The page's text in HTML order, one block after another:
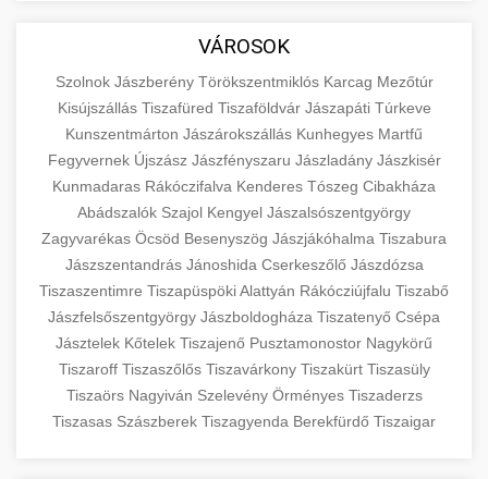
VÁROSOK
Szolnok Jászberény Törökszentmiklós Karcag Mezőtúr
Kisújszállás Tiszafüred Tiszaföldvár Jászapáti Túrkeve
Kunszentmárton Jászárokszállás Kunhegyes Martfű
Fegyvernek Újszász Jászfényszaru Jászladány Jászkisér
Kunmadaras Rákóczifalva Kenderes Tószeg Cibakháza
Abádszalók Szajol Kengyel Jászalsószentgyörgy
Zagyvarékas Öcsöd Besenyszög Jászjákóhalma Tiszabura
Jászszentandrás Jánoshida Cserkeszőlő Jászdózsa
Tiszaszentimre TiszapüspökiAlattyán Rákócziújfalu Tiszabő
Jászfelsőszentgyörgy Jászboldogháza Tiszatenyő Csépa
Jásztelek Kőtelek Tiszajenő Pusztamonostor Nagykörű
Tiszaroff Tiszaszőlős Tiszavárkony Tiszakürt Tiszasüly
Tiszaörs Nagyiván Szelevény Örményes Tiszaderzs
Tiszasas Szászberek Tiszagyenda Berekfürdő Tiszaigar